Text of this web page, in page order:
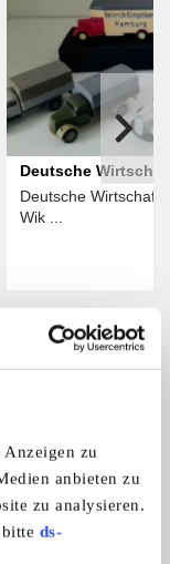
zu
anbieten zu
zu analysieren.
ds-
Deutsche
LKWs
Deutsche
Wik ...